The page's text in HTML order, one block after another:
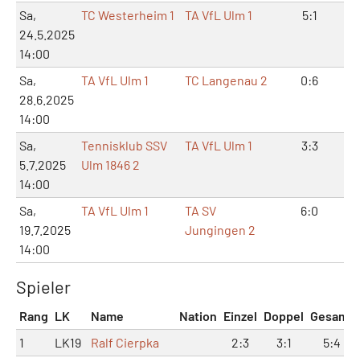
Sa,
24.5.2025
14:00
TC Westerheim 1 TA VfL Ulm 1 5:1
Sa,
28.6.2025
14:00
TA VfL Ulm 1 TC Langenau 2 0:6
Sa,
5.7.2025
14:00
Tennisklub SSV
Ulm 1846 2
TA VfL Ulm 1 3:3
Sa,
19.7.2025
14:00
TA VfL Ulm 1
TA SV
Jungingen 2
6:0
Spieler
Rang LK Name Nation Einzel Doppel Gesamt
1
LK19 Ralf Cierpka 2:3 3:1
5:4